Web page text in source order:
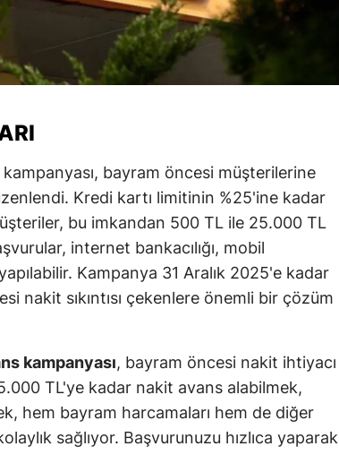
Iğdır
Karabük
Kilis
Düzce
bayram öncesi müşterilerine
Kredi kartı limitinin %25'ine kadar
bu imkandan 500 TL ile 25.000 TL
internet bankacılığı, mobil
Kampanya 31 Aralık 2025'e kadar
nakit sıkıntısı çekenlere önemli bir çözüm
kampanyası, bayram öncesi nakit ihtiyacı
TL'ye kadar nakit avans alabilmek,
hem bayram harcamaları hem de diğer
sağlıyor. Başvurunuzu hızlıca yaparak